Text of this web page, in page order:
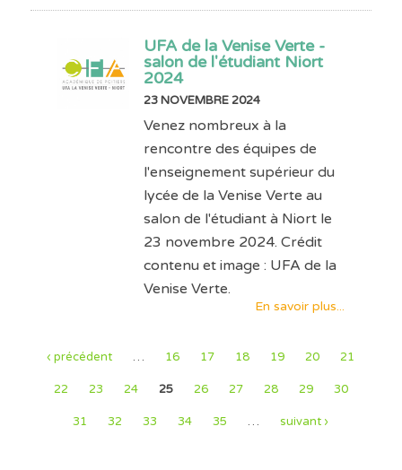
UFA de la Venise Verte -
salon de l'étudiant Niort
2024
23 NOVEMBRE 2024
Venez nombreux à la
rencontre des équipes de
l'enseignement supérieur du
lycée de la Venise Verte au
salon de l'étudiant à Niort le
23 novembre 2024. Crédit
contenu et image : UFA de la
Venise Verte.
En savoir plus...
‹ précédent … 16 17 18 19 20 21
22 23 24 25 26 27 28 29 30
31 32 33 34 35 … suivant ›